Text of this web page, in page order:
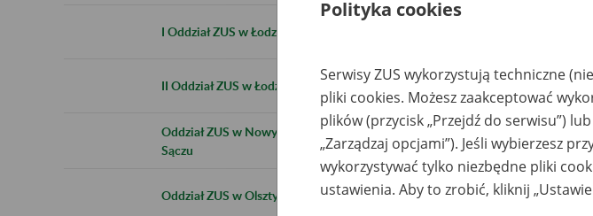
I Oddział ZUS w Łodzi
II Oddział ZUS w Łodzi
Oddział ZUS w Nowym
Sączu
Oddział ZUS w Olsztynie
Polityka cookies
Serwisy ZUS wykorzystują techniczne
pliki cookies. Możesz zaakceptować
plików (przycisk „Przejdź do serwisu”)
„Zarządzaj opcjami”). Jeśli wybierzesz
wykorzystywać tylko niezbędne pliki
ustawienia. Aby to zrobić, kliknij